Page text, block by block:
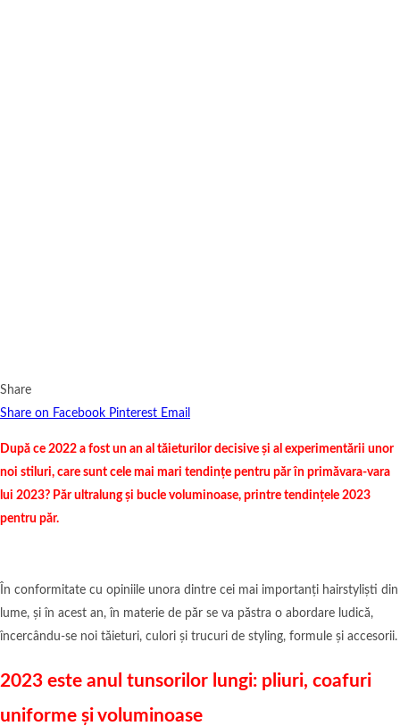
Share
Share on Facebook Pinterest Email
După ce 2022 a fost un an al tăieturilor decisive și al experimentării unor
noi stiluri, care sunt cele mai mari tendințe pentru păr în primăvara-vara
lui 2023? Păr ultralung și bucle voluminoase, printre tendințele 2023
pentru păr.
În conformitate cu opiniile unora dintre cei mai importanți hairstyliști din
lume, și în acest an, în materie de păr se va păstra o abordare ludică,
încercându-se noi tăieturi, culori și trucuri de styling, formule și accesorii.
2023 este anul tunsorilor lungi: pliuri, coafuri
uniforme și voluminoase